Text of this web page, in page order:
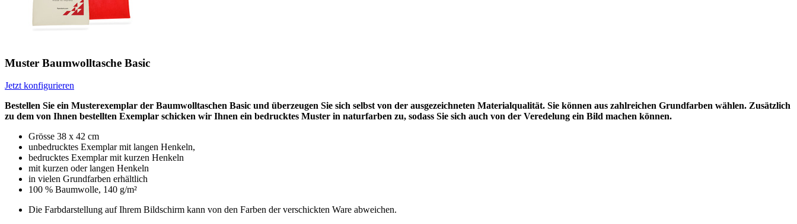
Muster Baumwolltasche Basic
Jetzt konfigurieren
Bestellen Sie ein Musterexemplar der Baumwolltaschen Basic und überzeugen Sie sich selbst von der ausgezeichneten Materialqualität. Sie können aus zahlreichen Grundfarben wählen. Zusätzlich
zu dem von Ihnen bestellten Exemplar schicken wir Ihnen ein bedrucktes Muster in naturfarben zu, sodass Sie sich auch von der Veredelung ein Bild machen können.
Grösse 38 x 42 cm
unbedrucktes Exemplar mit langen Henkeln,
bedrucktes Exemplar mit kurzen Henkeln
mit kurzen oder langen Henkeln
in vielen Grundfarben erhältlich
100 % Baumwolle, 140 g/m²
Die Farbdarstellung auf Ihrem Bildschirm kann von den Farben der verschickten Ware abweichen.